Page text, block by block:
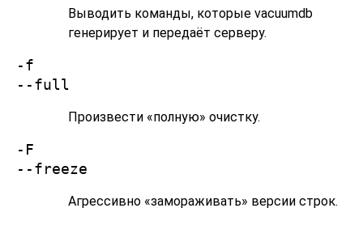
Выводить команды, которые vacuumdb
генерирует и передаёт серверу.
-f
--full
Произвести «полную» очистку.
-F
--freeze
Агрессивно «замораживать» версии строк.